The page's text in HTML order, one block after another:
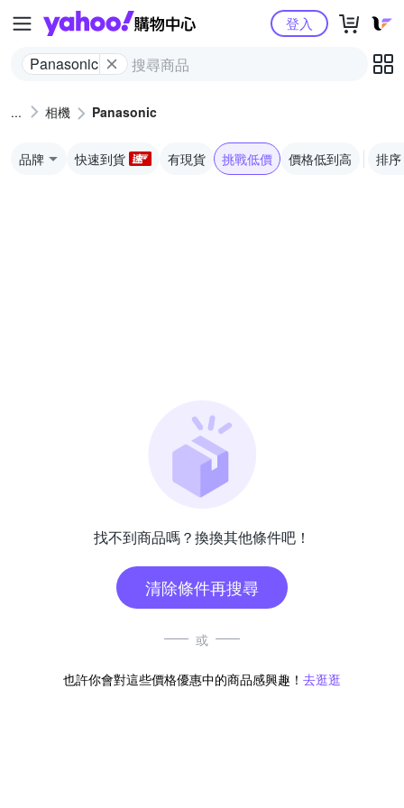
Yahoo購物中心
Panasonic
登入
相機 Panasonic
品牌 快速到貨 有現貨 挑戰低價 價格低到高 排序
找不到商品嗎？換換其他條件吧！
清除條件再搜尋
或
也許你會對這些價格優惠中的商品感興趣！ 去逛逛